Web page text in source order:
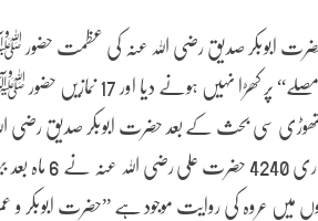
ابوبکر صدیق رضی اللہ عنہ کی عظمت
پہلے بھی سب کے سامنے تھی کہ حضور ﷺ نے کسی کو
تھوڑی سی بحث کے بعد حضرت ابوبکر صدیق رضی
جاتی ہے اورپھر مسجد میں سب
میں عروہ کی روایت موجود ہے ”حضرت